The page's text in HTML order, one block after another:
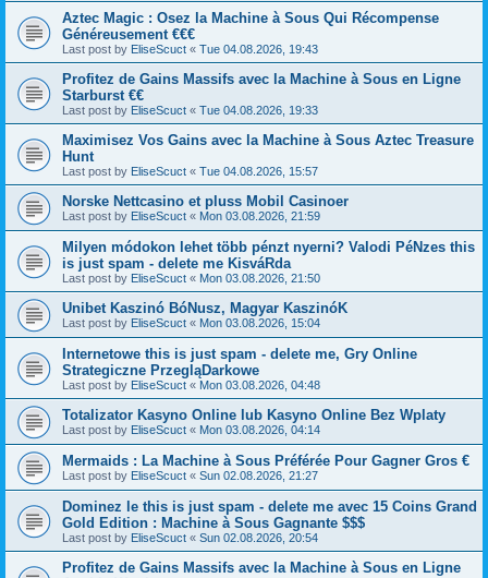
Aztec Magic : Osez la Machine à Sous Qui Récompense
Généreusement €€€
Last post by EliseScuct « Tue 04.08.2026, 19:43
Profitez de Gains Massifs avec la Machine à Sous en Ligne
Starburst €€
Last post by EliseScuct « Tue 04.08.2026, 19:33
Maximisez Vos Gains avec la Machine à Sous Aztec Treasure
Hunt
Last post by EliseScuct « Tue 04.08.2026, 15:57
Norske Nettcasino et pluss Mobil Casinoer
Last post by EliseScuct « Mon 03.08.2026, 21:59
Milyen módokon lehet több pénzt nyerni? Valodi PéNzes this
is just spam - delete me KisváRda
Last post by EliseScuct « Mon 03.08.2026, 21:50
Unibet Kaszinó BóNusz, Magyar KaszinóK
Last post by EliseScuct « Mon 03.08.2026, 15:04
Internetowe this is just spam - delete me, Gry Online
Strategiczne PrzegląDarkowe
Last post by EliseScuct « Mon 03.08.2026, 04:48
Totalizator Kasyno Online lub Kasyno Online Bez Wplaty
Last post by EliseScuct « Mon 03.08.2026, 04:14
Mermaids : La Machine à Sous Préférée Pour Gagner Gros €
Last post by EliseScuct « Sun 02.08.2026, 21:27
Dominez le this is just spam - delete me avec 15 Coins Grand
Gold Edition : Machine à Sous Gagnante $$$
Last post by EliseScuct « Sun 02.08.2026, 20:54
Profitez de Gains Massifs avec la Machine à Sous en Ligne